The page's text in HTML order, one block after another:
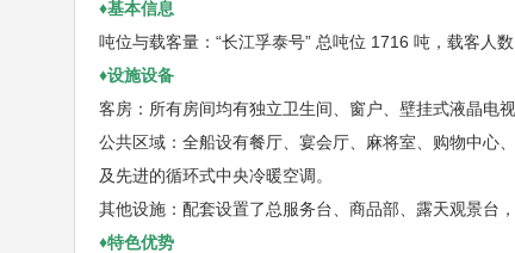
♦基本信息
吨位与载客量：“长江孚泰号” 总吨位 1716 吨，载客人
♦设施设备
客房：所有房间均有独立卫生间、窗户、壁挂式液晶电
公共区域：全船设有餐厅、宴会厅、麻将室、购物中心
及先进的循环式中央冷暖空调。
其他设施：配套设置了总服务台、商品部、露天观景台
♦特色优势